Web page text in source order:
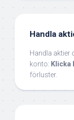
Handla
Handla aktier
konto: Klicka
förluster.